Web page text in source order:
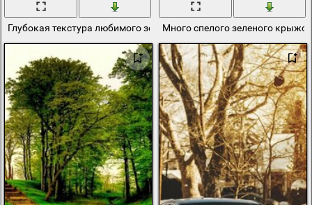
Глубокая текстура любимого зеленогоМного спелого зеленого